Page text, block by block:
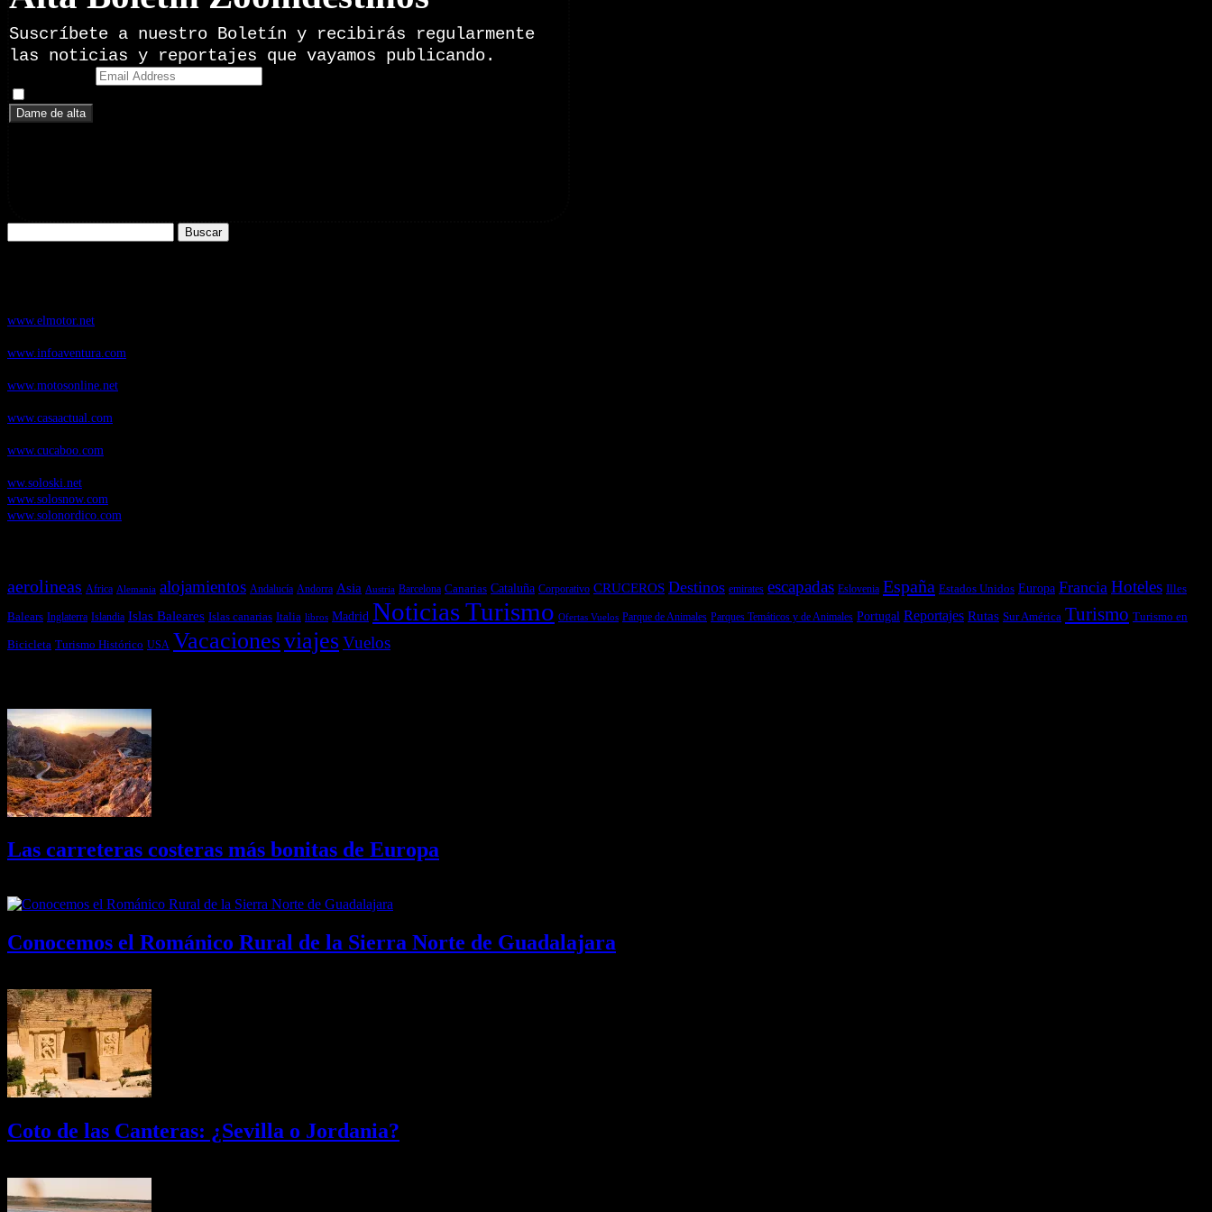
Suscríbete a nuestro Boletín y recibirás regularmente
las noticias y reportajes que vayamos publicando.
www.elmotor.net
www.infoaventura.com
www.motosonline.net
www.casaactual.com
www.cucaboo.com
ww.soloski.net
www.solosnow.com
www.solonordico.com
aerolineas Africa Alemania alojamientos Andalucía Andorra Asia Austria Barcelona Canarias Cataluña Corporativo CRUCEROS Destinos emirates escapadas Eslovenia España Estados Unidos Europa Francia Hoteles Illes
Balears Inglaterra Islandia Islas Baleares Islas canarias Italia libros Madrid Noticias Turismo Ofertas Vuelos Parque de Animales Parques Temáticos y de Animales Portugal Reportajes Rutas Sur América Turismo Turismo en
Bicicleta Turismo Histórico USA VacacionesviajesVuelos
Las carreteras costeras más bonitas de Europa
Conocemos el Románico Rural de la Sierra Norte de Guadalajara
Coto de las Canteras: ¿Sevilla o Jordania?